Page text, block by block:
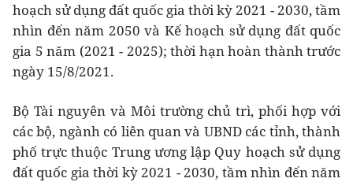
hoạch sử dụng đất quốc gia thời kỳ 2021 - 2030, tầm
nhìn đến năm 2050 và Kế hoạch sử dụng đất quốc
gia 5 năm (2021 - 2025); thời hạn hoàn thành trước
ngày 15/8/2021.
Bộ Tài nguyên và Môi trường chủ trì, phối hợp với
các bộ, ngành có liên quan và UBND các tỉnh, thành
phố trực thuộc Trung ương lập Quy hoạch sử dụng
đất quốc gia thời kỳ 2021 - 2030, tầm nhìn đến năm